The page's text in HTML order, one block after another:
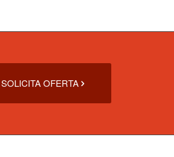
SOLICITA OFERTA